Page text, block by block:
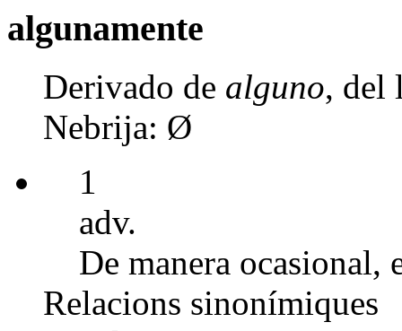
algunamente
Derivado de alguno, del
Nebrija: Ø
1
adv.
De manera ocasional,
Relacions sinonímiques